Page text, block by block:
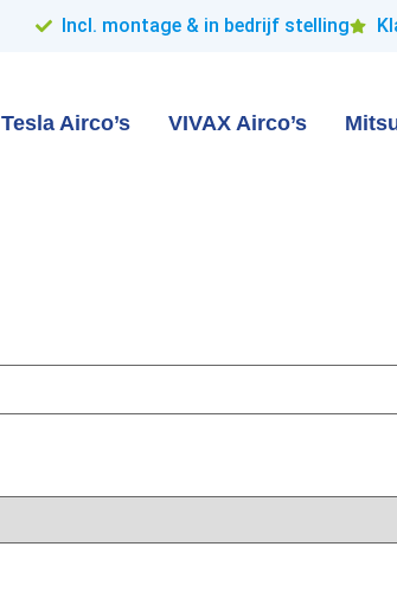
Incl. montage & in bedrijf stelling
Tesla Airco’s VIVAX Airco’s